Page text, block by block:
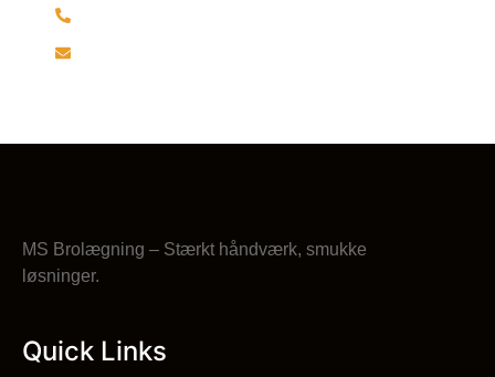
MS Brolægning – Stærkt håndværk, smukke
løsninger.
Quick Links